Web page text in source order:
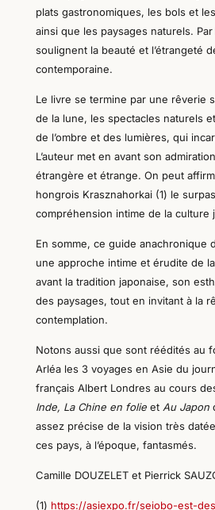
plats gastronomiques, les bols et
ainsi que les paysages naturels.
soulignent la beauté et l’étrangeté
contemporaine.
Le livre se termine par une rêverie
de la lune, les spectacles naturels
de l’ombre et des lumières, qui
L’auteur met en avant son
étrangère et étrange. On peut
hongrois Krasznahorkai (1) le
compréhension intime de la culture
En somme, ce guide anachronique
une approche intime et érudite de
avant la tradition japonaise, son
des paysages, tout en invitant à la
contemplation.
Notons aussi que sont réédités au
Arléa les 3 voyages en Asie du
français Albert Londres au cours
Inde, La Chine en folie et Au Japon
assez précise de la vision très
ces pays, à l’époque, fantasmés.
Camille DOUZELET et Pierrick
(1) https://asiexpo.fr/seiobo-est-